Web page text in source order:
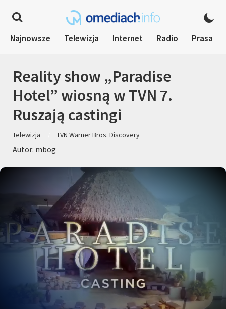
Najnowsze Telewizja Internet Radio Prasa
Reality show „Paradise
Hotel” wiosną w TVN 7.
Ruszają castingi
Telewizja TVN Warner Bros. Discovery
Autor: mbog